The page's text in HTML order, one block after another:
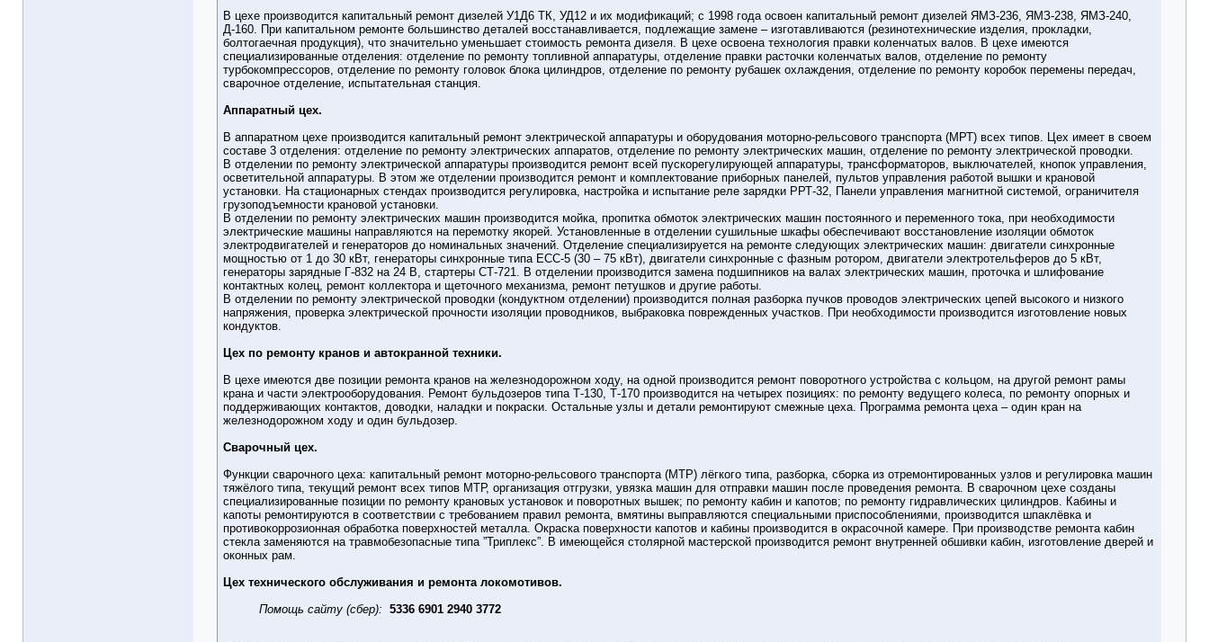
В цехе производится капитальный ремонт дизелей У1Д6 ТК, УД12 и их модификаций; с 1998 года освоен капитальный ремонт дизелей ЯМЗ-236, ЯМЗ-238, ЯМЗ-240,
Д-160. При капитальном ремонте большинство деталей восстанавливается, подлежащие замене – изготавливаются (резинотехнические изделия, прокладки,
болтогаечная продукция), что значительно уменьшает стоимость ремонта дизеля. В цехе освоена технология правки коленчатых валов. В цехе имеются
специализированные отделения: отделение по ремонту топливной аппаратуры, отделение правки расточки коленчатых валов, отделение по ремонту
турбокомпрессоров, отделение по ремонту головок блока цилиндров, отделение по ремонту рубашек охлаждения, отделение по ремонту коробок перемены передач,
сварочное отделение, испытательная станция.
Аппаратный цех.
В аппаратном цехе производится капитальный ремонт электрической аппаратуры и оборудования моторно-рельсового транспорта (МРТ) всех типов. Цех имеет в своем
составе 3 отделения: отделение по ремонту электрических аппаратов, отделение по ремонту электрических машин, отделение по ремонту электрической проводки.
В отделении по ремонту электрической аппаратуры производится ремонт всей пускорегулирующей аппаратуры, трансформаторов, выключателей, кнопок управления,
осветительной аппаратуры. В этом же отделении производится ремонт и комплектование приборных панелей, пультов управления работой вышки и крановой
установки. На стационарных стендах производится регулировка, настройка и испытание реле зарядки РРТ-32, Панели управления магнитной системой, ограничителя
грузоподъемности крановой установки.
В отделении по ремонту электрических машин производится мойка, пропитка обмоток электрических машин постоянного и переменного тока, при необходимости
электрические машины направляются на перемотку якорей. Установленные в отделении сушильные шкафы обеспечивают восстановление изоляции обмоток
электродвигателей и генераторов до номинальных значений. Отделение специализируется на ремонте следующих электрических машин: двигатели синхронные
мощностью от 1 до 30 кВт, генераторы синхронные типа ЕСС-5 (30 – 75 кВт), двигатели синхронные с фазным ротором, двигатели электротельферов до 5 кВт,
генераторы зарядные Г-832 на 24 В, стартеры СТ-721. В отделении производится замена подшипников на валах электрических машин, проточка и шлифование
контактных колец, ремонт коллектора и щеточного механизма, ремонт петушков и другие работы.
В отделении по ремонту электрической проводки (кондуктном отделении) производится полная разборка пучков проводов электрических цепей высокого и низкого
напряжения, проверка электрической прочности изоляции проводников, выбраковка поврежденных участков. При необходимости производится изготовление новых
кондуктов.
Цех по ремонту кранов и автокранной техники.
В цехе имеются две позиции ремонта кранов на железнодорожном ходу, на одной производится ремонт поворотного устройства с кольцом, на другой ремонт рамы
крана и части электрооборудования. Ремонт бульдозеров типа Т-130, Т-170 производится на четырех позициях: по ремонту ведущего колеса, по ремонту опорных и
поддерживающих контактов, доводки, наладки и покраски. Остальные узлы и детали ремонтируют смежные цеха. Программа ремонта цеха – один кран на
железнодорожном ходу и один бульдозер.
Сварочный цех.
Функции сварочного цеха: капитальный ремонт моторно-рельсового транспорта (МТР) лёгкого типа, разборка, сборка из отремонтированных узлов и регулировка машин
тяжёлого типа, текущий ремонт всех типов МТР, организация отгрузки, увязка машин для отправки машин после проведения ремонта. В сварочном цехе созданы
специализированные позиции по ремонту крановых установок и поворотных вышек; по ремонту кабин и капотов; по ремонту гидравлических цилиндров. Кабины и
капоты ремонтируются в соответствии с требованием правил ремонта, вмятины выправляются специальными приспособлениями, производится шпаклёвка и
противокоррозионная обработка поверхностей металла. Окраска поверхности капотов и кабины производится в окрасочной камере. При производстве ремонта кабин
стекла заменяются на травмобезопасные типа ”Триплекс”. В имеющейся столярной мастерской производится ремонт внутренней обшивки кабин, изготовление дверей и
оконных рам.
Цех технического обслуживания и ремонта локомотивов.
Помощь сайту (сбер): 5336 6901 2940 3772